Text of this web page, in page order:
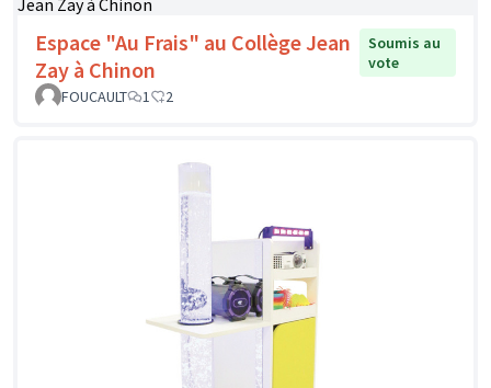
Espace "Au Frais" au Collège Jean
Zay à Chinon
Soumis au
vote
FOUCAULT
1 2